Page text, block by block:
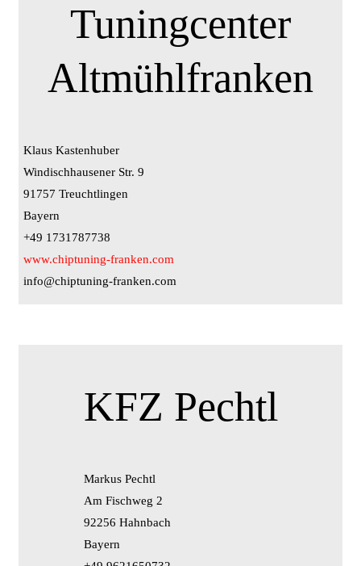
Tuningcenter
Altmühlfranken
Klaus Kastenhuber
Windischhausener Str. 9
91757 Treuchtlingen
Bayern
+49 1731787738
www.chiptuning-franken.com
info@chiptuning-franken.com
KFZ Pechtl
Markus Pechtl
Am Fischweg 2
92256 Hahnbach
Bayern